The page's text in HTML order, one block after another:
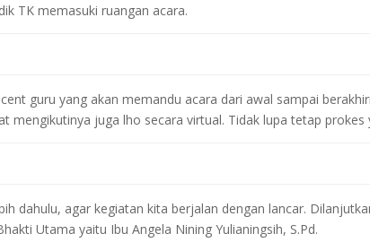
TK memasuki ruangan acara.
guru yang akan memandu acara dari awal sampai
mengikutinya juga lho secara virtual. Tidak lupa tetap prokes
dahulu, agar kegiatan kita berjalan dengan lancar.
Utama yaitu Ibu Angela Nining Yulianingsih, S.Pd.